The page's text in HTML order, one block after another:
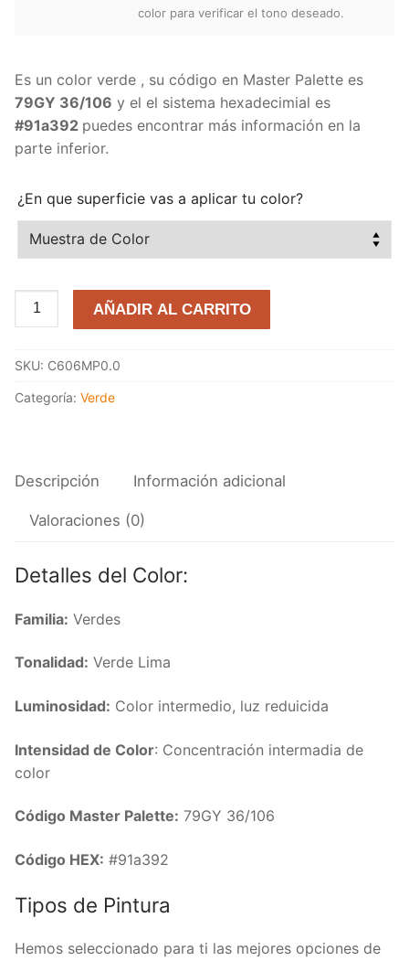
color para verificar el tono deseado.
Es un color verde , su código en Master Palette es
79GY 36/106 y el el sistema hexadecimial es
#91a392 puedes encontrar más información en la
parte inferior.
¿En que superficie vas a aplicar tu color?
Bosque
de
79GY
36/106
AÑADIR AL CARRITO
SKU: C606MP0.0
Categoría: Verde
Descripción Información adicional
Valoraciones (0)
Detalles del Color:
Familia: Verdes
Tonalidad: Verde Lima
Luminosidad: Color intermedio, luz reduicida
Intensidad de Color: Concentración intermadia de
color
Código Master Palette: 79GY 36/106
Código HEX: #91a392
Tipos de Pintura
Hemos seleccionado para ti las mejores opciones de